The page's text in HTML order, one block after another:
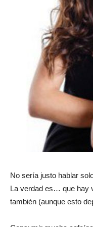
No sería justo hablar
La verdad es… que hay
también (aunque esto